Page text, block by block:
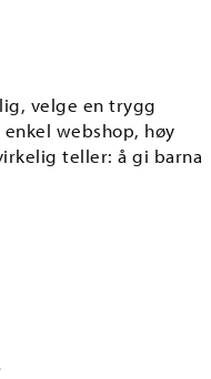
velge en trygg
webshop, høy
teller: å gi barna